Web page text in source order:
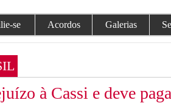
se Acordos Galerias
à Cassi e deve